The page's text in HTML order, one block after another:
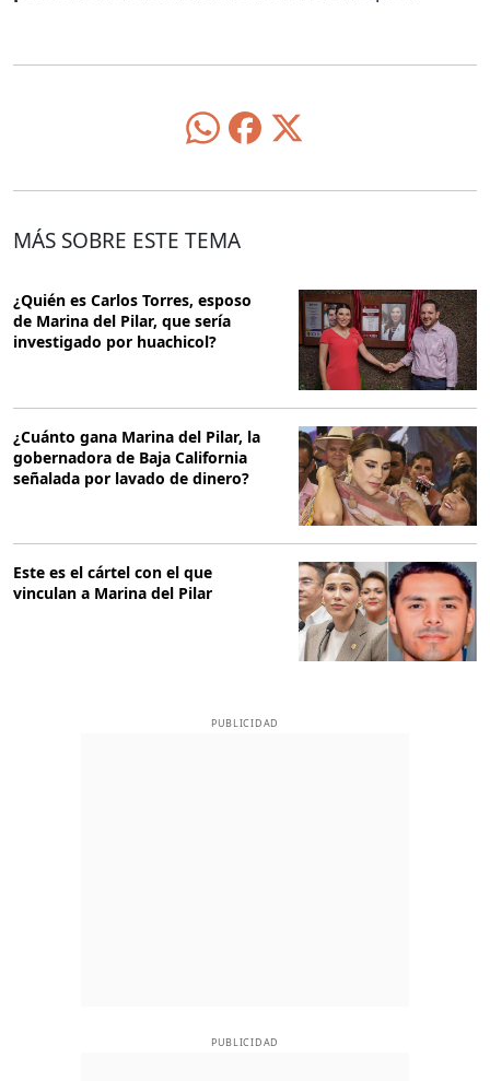
MÁS SOBRE ESTE TEMA
¿Quién es Carlos Torres, esposo
de Marina del Pilar, que sería
investigado por huachicol?
¿Cuánto gana Marina del Pilar, la
gobernadora de Baja California
señalada por lavado de dinero?
Este es el cártel con el que
vinculan a Marina del Pilar
PUBLICIDAD
PUBLICIDAD